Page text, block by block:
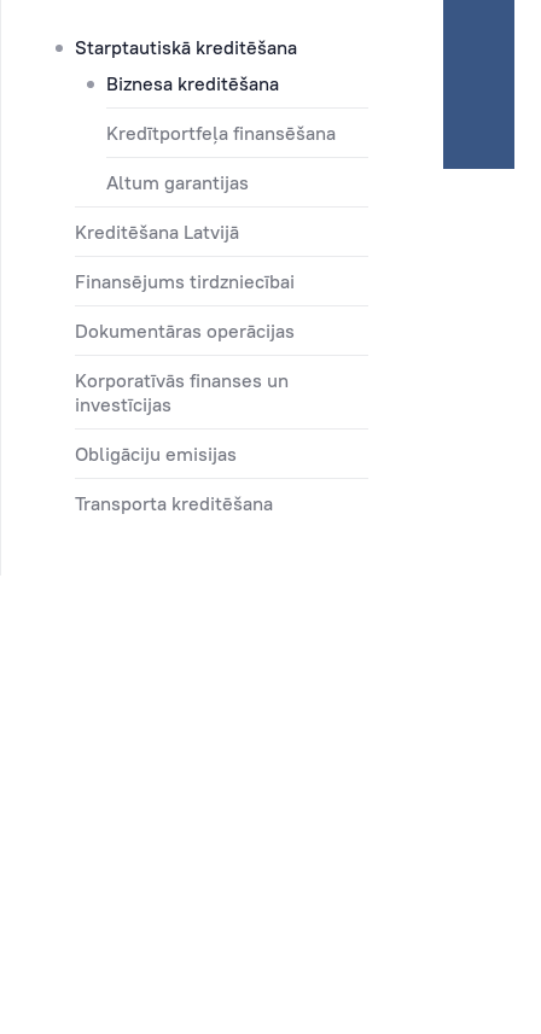
Starptautiskā kreditēšana
Biznesa kreditēšana
Kredītportfeļa finansēšana
Altum garantijas
Kreditēšana Latvijā
Finansējums tirdzniecībai
Dokumentāras operācijas
Korporatīvās finanses un
investīcijas
Obligāciju emisijas
Transporta kreditēšana